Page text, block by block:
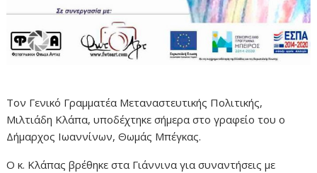
Τον Γενικό Γραμματέα Μεταναστευτικής Πολιτικής,
Μιλτιάδη Κλάπα, υποδέχτηκε σήμερα στο γραφείο του ο
Δήμαρχος Ιωαννίνων, Θωμάς Μπέγκας.
Ο κ. Κλάπας βρέθηκε στα Γιάννινα για συναντήσεις με